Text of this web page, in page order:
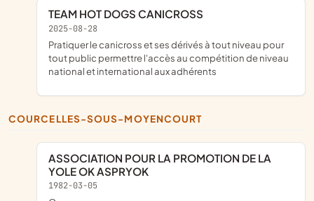
TEAM HOT DOGS CANICROSS
2025-08-28
pratiquer le canicross et ses dérivés à tout niveau pour
tout public permettre l'accès au compétition de niveau
national et international aux adhérents
COURCELLES-SOUS-MOYENCOURT
ASSOCIATION POUR LA PROMOTION DE LA
YOLE OK ASPRYOK
1982-03-05